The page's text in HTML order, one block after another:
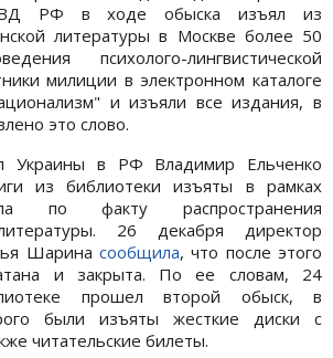
РФ в ходе обыска изъял из
литературы в Москве более 50
психолого-лингвистической
милиции в электронном каталоге
и изъяли все издания, в
это слово.
Украины в РФ Владимир Ельченко
из библиотеки изъяты в рамках
по факту распространения
литературы. 26 декабря директор
Шарина сообщила, что после этого
и закрыта. По ее словам, 24
прошел второй обыск, в
были изъяты жесткие диски с
читательские билеты.